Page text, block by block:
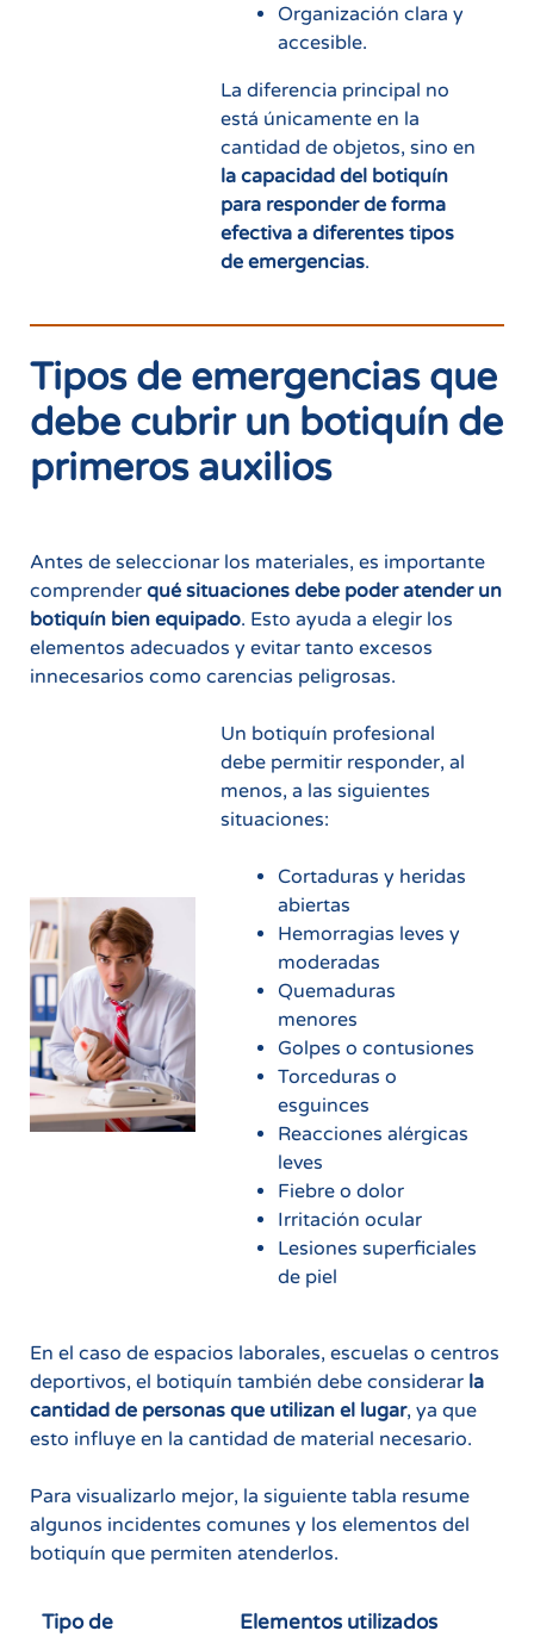
Organización clara y
accesible.
La diferencia principal no
está únicamente en la
cantidad de objetos, sino en
la capacidad del botiquín
para responder de forma
efectiva a diferentes tipos
de emergencias.
Tipos de emergencias que
debe cubrir un botiquín de
primeros auxilios
Antes de seleccionar los materiales, es importante
comprender qué situaciones debe poder atender un
botiquín bien equipado. Esto ayuda a elegir los
elementos adecuados y evitar tanto excesos
innecesarios como carencias peligrosas.
Un botiquín profesional
debe permitir responder, al
menos, a las siguientes
situaciones:
Cortaduras y heridas
abiertas
Hemorragias leves y
moderadas
Quemaduras
menores
Golpes o contusiones
Torceduras o
esguinces
Reacciones alérgicas
leves
Fiebre o dolor
Irritación ocular
Lesiones superficiales
de piel
En el caso de espacios laborales, escuelas o centros
deportivos, el botiquín también debe considerar la
cantidad de personas que utilizan el lugar, ya que
esto influye en la cantidad de material necesario.
Para visualizarlo mejor, la siguiente tabla resume
algunos incidentes comunes y los elementos del
botiquín que permiten atenderlos.
Tipo de
Elementos utilizados